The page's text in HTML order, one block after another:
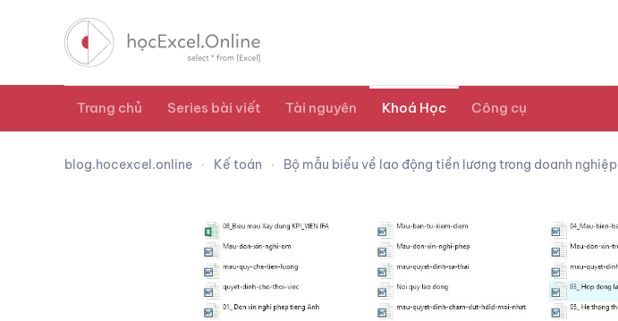
Trang chủ Series bài viết Tài nguyên Khoá Học Công cụ
blog.hocexcel.online Kế toán Bộ mẫu biểu về lao động tiền lương trong doanh nghiệp